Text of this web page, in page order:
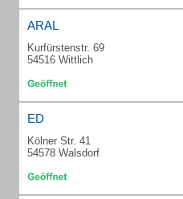
ARAL
Kurfürstenstr. 69
54516 Wittlich
ED
Kölner Str. 41
54578 Walsdorf